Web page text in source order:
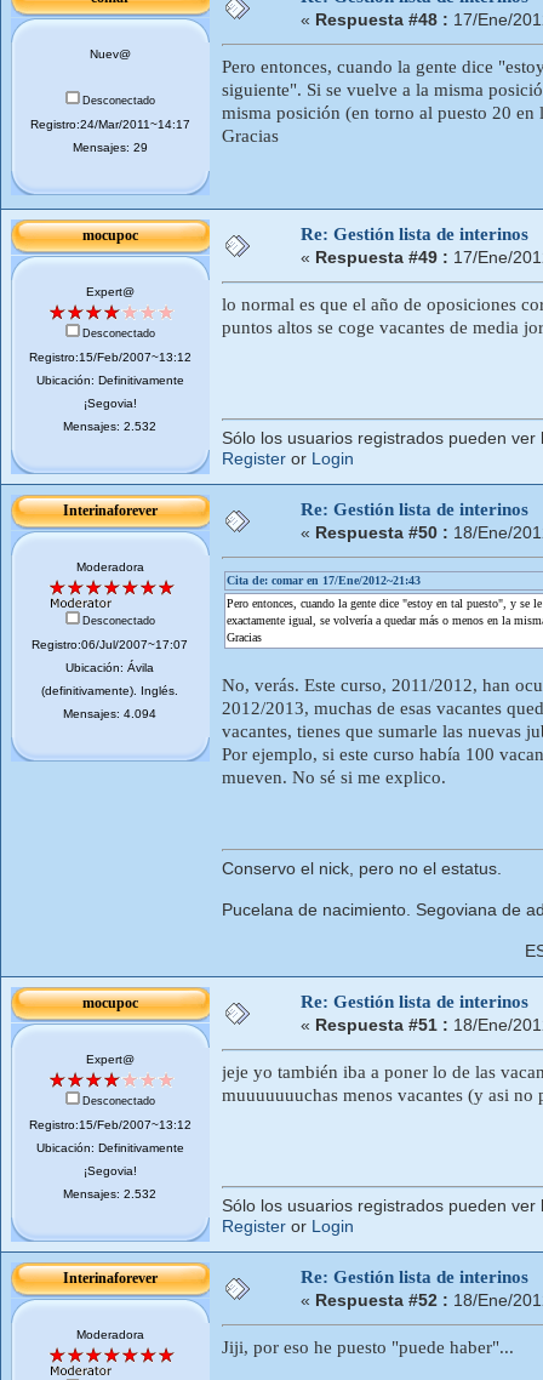
Nuev@
Desconectado
Registro:24/Mar/2011~14:17
Mensajes: 29
« Respuesta #48 : 17/Ene/
Pero entonces, cuando la gente dice
siguiente". Si se vuelve a la misma
misma posición (en torno al puesto 20 en
Gracias
mocupoc
Expert@
Desconectado
Registro:15/Feb/2007~13:12
Ubicación: Definitivamente
¡Segovia!
Mensajes: 2.532
Re: Gestión lista de interinos
« Respuesta #49 : 17/Ene/
lo normal es que el año de oposiciones
puntos altos se coge vacantes de media
Sólo los usuarios registrados pueden ver
Register or Login
Interinaforever
Moderadora
Desconectado
Registro:06/Jul/2007~17:07
Ubicación: Ávila
(definitivamente). Inglés.
Mensajes: 4.094
Re: Gestión lista de interinos
« Respuesta #50 : 18/Ene/
Cita de: comar en 17/Ene/2012~21:43
Pero entonces, cuando la gente dice "estoy en tal puesto", y
exactamente igual, se volvería a quedar más o menos en la
Gracias
No, verás. Este curso, 2011/2012, han
2012/2013, muchas de esas vacantes
vacantes, tienes que sumarle las nuevas
Por ejemplo, si este curso había 100
mueven. No sé si me explico.
Conservo el nick, pero no el estatus.
Pucelana de nacimiento. Segoviana de
mocupoc
Expert@
Desconectado
Registro:15/Feb/2007~13:12
Ubicación: Definitivamente
¡Segovia!
Mensajes: 2.532
Re: Gestión lista de interinos
« Respuesta #51 : 18/Ene/
jeje yo también iba a poner lo de las
muuuuuuuchas menos vacantes (y asi
Sólo los usuarios registrados pueden ver
Register or Login
Interinaforever
Moderadora
Re: Gestión lista de interinos
« Respuesta #52 : 18/Ene/
Jiji, por eso he puesto "puede haber"...